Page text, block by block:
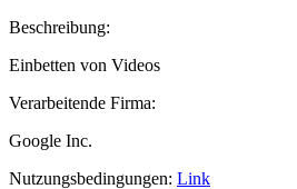
Beschreibung:
Einbetten von Videos
Verarbeitende Firma:
Google Inc.
Nutzungsbedingungen: Link